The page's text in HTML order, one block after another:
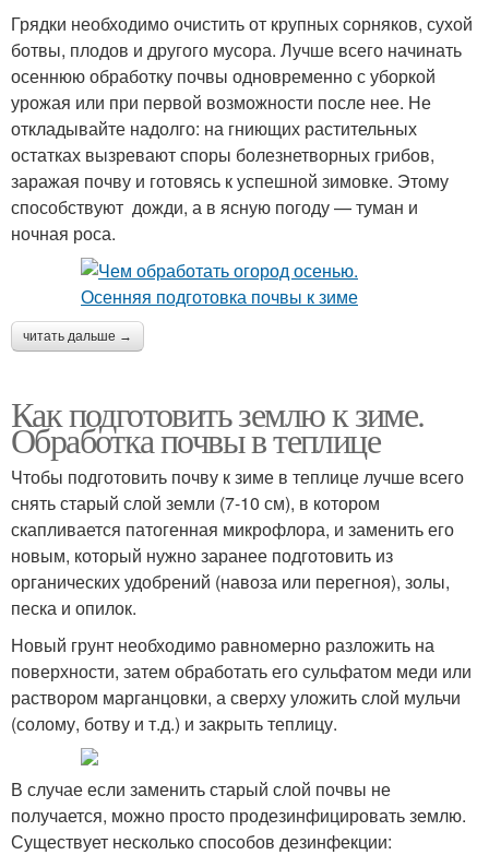
Грядки необходимо очистить от крупных сорняков, сухой
ботвы, плодов и другого мусора. Лучше всего начинать
осеннюю обработку почвы одновременно с уборкой
урожая или при первой возможности после нее. Не
откладывайте надолго: на гниющих растительных
остатках вызревают споры болезнетворных грибов,
заражая почву и готовясь к успешной зимовке. Этому
способствуют дожди, а в ясную погоду — туман и
ночная роса.
читать дальше →
Как подготовить землю к зиме.
Обработка почвы в теплице
Чтобы подготовить почву к зиме в теплице лучше всего
снять старый слой земли (7-10 см), в котором
скапливается патогенная микрофлора, и заменить его
новым, который нужно заранее подготовить из
органических удобрений (навоза или перегноя), золы,
песка и опилок.
Новый грунт необходимо равномерно разложить на
поверхности, затем обработать его сульфатом меди или
раствором марганцовки, а сверху уложить слой мульчи
(солому, ботву и т.д.) и закрыть теплицу.
В случае если заменить старый слой почвы не
получается, можно просто продезинфицировать землю.
Существует несколько способов дезинфекции: